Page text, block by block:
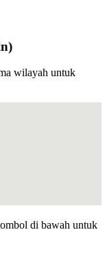
)
wilayah untuk
di bawah untuk